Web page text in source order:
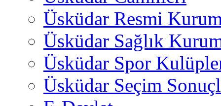
Üsküdar Resmi
Üsküdar Sağlık
Üsküdar Spor
Üsküdar Seçim